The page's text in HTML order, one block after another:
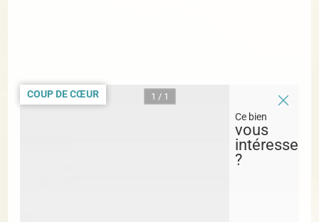
Ce bien
vous
intéresse
?
1 / 1
COUP DE CŒUR